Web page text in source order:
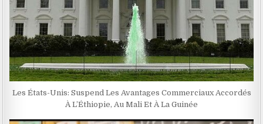
Les États-Unis: Suspend Les Avantages Commerciaux Accordés
À L’Éthiopie, Au Mali Et À La Guinée